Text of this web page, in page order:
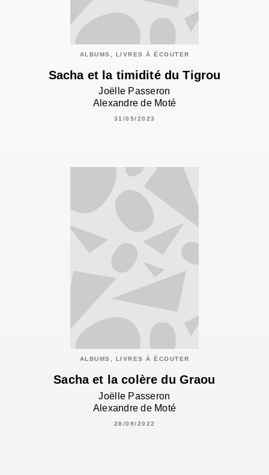
ALBUMS, LIVRES À ÉCOUTER
Sacha et la timidité du Tigrou
Joëlle Passeron
Alexandre de Moté
31/05/2023
ALBUMS, LIVRES À ÉCOUTER
Sacha et la colère du Graou
Joëlle Passeron
Alexandre de Moté
28/09/2022